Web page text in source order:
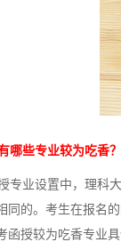
哪些专业较为吃香？
业设置中，理科
同的。考生在报名
函授较为吃香专业具